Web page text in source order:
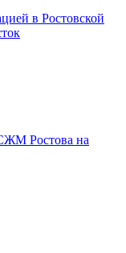
в Ростовской
Ростова на